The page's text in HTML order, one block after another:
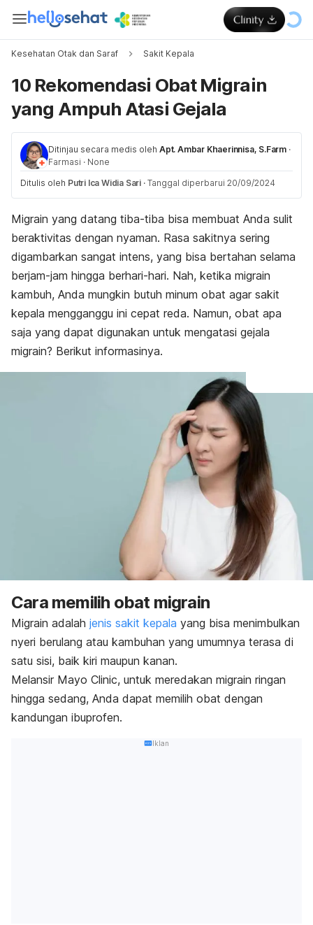
Kesehatan Otak dan Saraf Sakit Kepala
10 Rekomendasi Obat Migrain
yang Ampuh Atasi Gejala
Ditinjau secara medis oleh Apt. Ambar Khaerinnisa, S.Farm ·
Farmasi · None
Ditulis oleh Putri Ica Widia Sari · Tanggal diperbarui 20/09/2024
Migrain yang datang tiba-tiba bisa membuat Anda sulit
beraktivitas dengan nyaman. Rasa sakitnya sering
digambarkan sangat intens, yang bisa bertahan selama
berjam-jam hingga berhari-hari. Nah, ketika migrain
kambuh, Anda mungkin butuh minum obat agar sakit
kepala mengganggu ini cepat reda. Namun, obat apa
saja yang dapat digunakan untuk mengatasi gejala
migrain? Berikut informasinya.
Cara memilih obat migrain
Migrain adalah jenis sakit kepala yang bisa menimbulkan
nyeri berulang atau kambuhan yang umumnya terasa di
satu sisi, baik kiri maupun kanan.
Melansir Mayo Clinic, untuk meredakan migrain ringan
hingga sedang, Anda dapat memilih obat dengan
kandungan ibuprofen.
Iklan